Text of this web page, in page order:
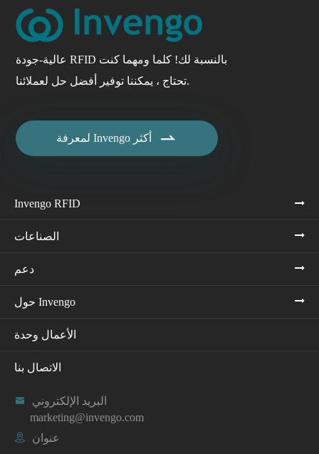
عالية-جودة RFID بالنسبة لك! كلما ومهما كنت
تحتاج ، يمكننا توفير أفضل حل لعملائنا.
لمعرفة Invengo أكثر 
Invengo RFID
الصناعات
دعم
حول Invengo
الأعمال وحدة
الاتصال بنا

البريد الإلكتروني
marketing@invengo.com

عنوان